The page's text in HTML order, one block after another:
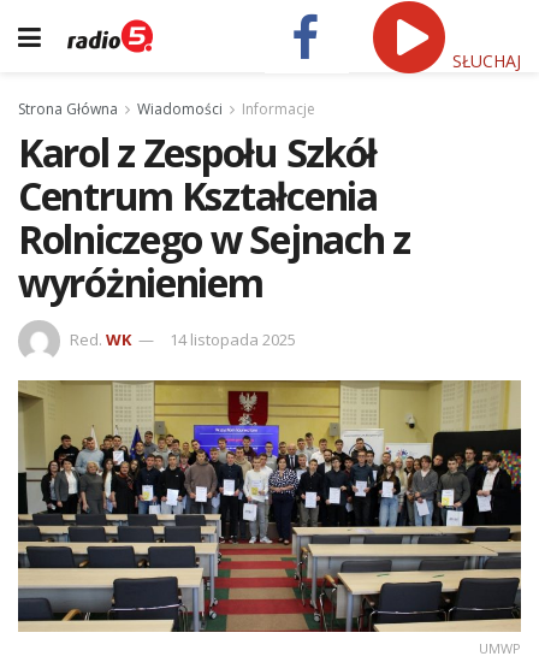
SŁUCHAJ
Strona Główna Wiadomości Informacje
Karol z Zespołu Szkół
Centrum Kształcenia
Rolniczego w Sejnach z
wyróżnieniem
Red. WK 14 listopada 2025
UMWP